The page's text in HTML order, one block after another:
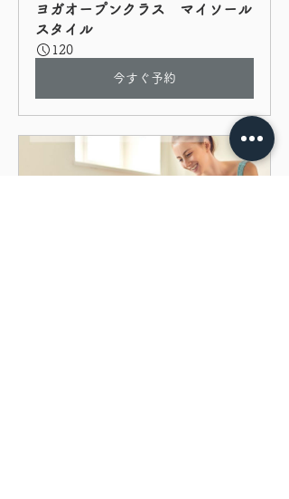
ヨガオープンクラス　マイソール
スタイル
120
今すぐ予約